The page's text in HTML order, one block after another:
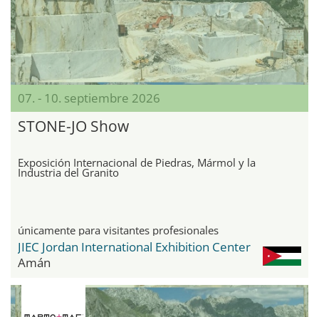
07. - 10. septiembre 2026
STONE-JO Show
Exposición Internacional de Piedras, Mármol y la
Industria del Granito
únicamente para visitantes profesionales
JIEC Jordan International Exhibition Center
Amán